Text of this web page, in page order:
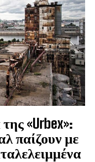
«Urbex»:
παίζουν με